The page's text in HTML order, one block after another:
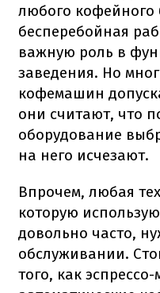
любого кофейного
бесперебойная
важную роль в
заведения. Но
кофемашин
они считают, что
оборудование
на него исчезают.
Впрочем, любая
которую
довольно часто,
обслуживании.
того, как